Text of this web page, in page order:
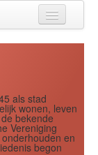
als stad
wonen, leven
bekende
Vereniging
en
begon
Jaar
Maand